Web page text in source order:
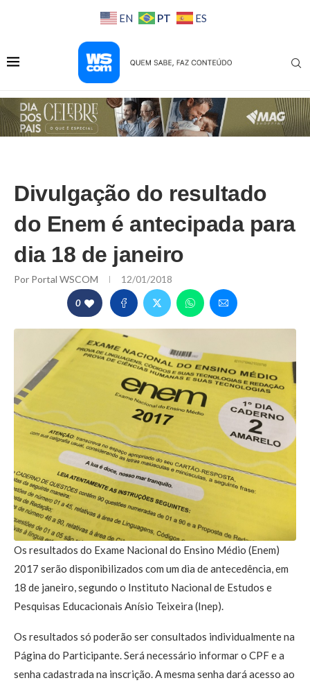
EN PT ES
Divulgação do resultado
do Enem é antecipada para
dia 18 de janeiro
Por Portal WSCOM 12/01/2018
0
Os resultados do Exame Nacional do Ensino Médio (Enem)
2017 serão disponibilizados com um dia de antecedência, em
18 de janeiro, segundo o Instituto Nacional de Estudos e
Pesquisas Educacionais Anísio Teixeira (Inep).
Os resultados só poderão ser consultados individualmente na
Página do Participante. Será necessário informar o CPF e a
senha cadastrada na inscrição. A mesma senha dará acesso ao